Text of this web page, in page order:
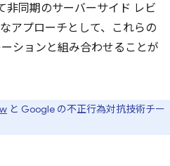
非同期のサーバーサイド レビ
アプローチとして、これらの
ションと組み合わせることが
と Google の不正行為対抗技術チー